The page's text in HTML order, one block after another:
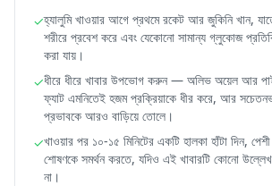
✓হ্যালুমি খাওয়ার আগে প্রথমে রকেট আর জুকিনি খান,
শরীরে প্রবেশ করে এবং যেকোনো সামান্য গ্লুকোজ
করা যায়।
✓ধীরে ধীরে খাবার উপভোগ করুন — অলিভ অয়েল আর
ফ্যাট এমনিতেই হজম প্রক্রিয়াকে ধীর করে, আর
প্রভাবকে আরও বাড়িয়ে তোলে।
✓খাওয়ার পর ১০-১৫ মিনিটের একটি হালকা হাঁটা দিন,
শোষণকে সমর্থন করতে, যদিও এই খাবারটি কোনো
না।